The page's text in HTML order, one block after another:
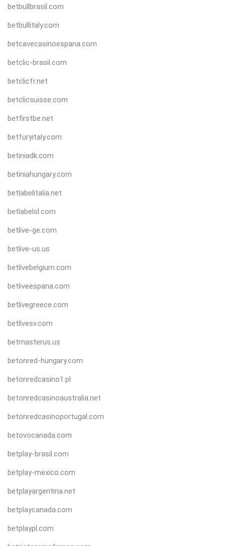
betbullbrasil.com
betbullitaly.com
betcavecasinoespana.com
betclic-brasil.com
betclicfr.net
betclicsuisse.com
betfirstbe.net
betfuryitaly.com
betiniadk.com
betiniahungary.com
betlabelitalia.net
betlabelsl.com
betlive-ge.com
betlive-us.us
betlivebelgium.com
betliveespana.com
betlivegreece.com
betlivesv.com
betmasterus.us
betonred-hungary.com
betonredcasino1.pl
betonredcasinoaustralia.net
betonredcasinoportugal.com
betovocanada.com
betplay-brasil.com
betplay-mexico.com
betplayargentina.net
betplaycanada.com
betplaypl.com